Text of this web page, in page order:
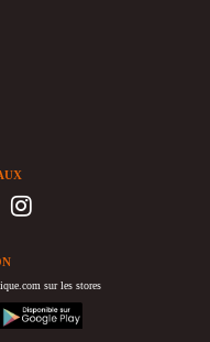
sur les stores
googleplay